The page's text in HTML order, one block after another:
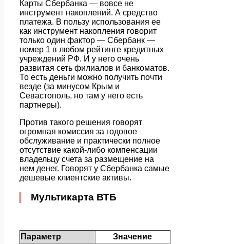
Карты Сбербанка — вовсе не
инструмент накоплений. А средство
платежа. В пользу использования ее
как инструмент накопления говорит
только один фактор — Сбербанк —
номер 1 в любом рейтинге кредитных
учреждений РФ. И у него очень
развитая сеть филиалов и банкоматов.
То есть деньги можно получить почти
везде (за минусом Крым и
Севастополь, но там у него есть
партнеры).
Против такого решения говорят
огромная комиссия за годовое
обслуживание и практически полное
отсутствие какой-либо компенсации
владельцу счета за размещение на
нем денег. Говорят у Сбербанка самые
дешевые клиентские активы.
Мультикарта ВТБ
Параметр
Значение